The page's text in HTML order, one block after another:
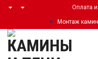
Оплата
Монтаж